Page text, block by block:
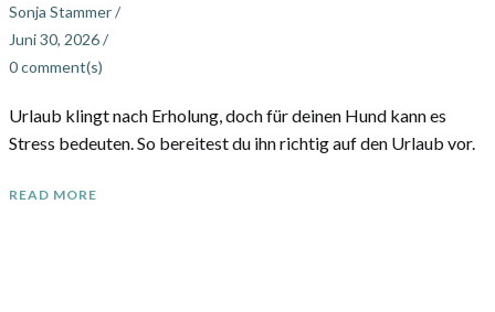
Sonja Stammer/
Juni 30, 2026/
0comment(s)
Urlaub klingt nach Erholung, doch für deinen Hund kann es
Stress bedeuten. So bereitest du ihn richtig auf den Urlaub vor.
READ MORE